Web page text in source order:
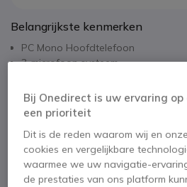
Belangrijkste kenmerken
PC Mono Hoofdtelefoon
3-microfoon systeem
De hele dag comfort
Ingebouwde lichten
Duurzaam met 3 jaar garantie
SmartRinger met bewegingsdetectie
Toon meer
Meegeleverd in de doos
1 x Jabra Engage 50 II USB-A UC
Bij Onedirect is uw ervaring
een prioriteit
Dit is de reden waarom wij en
cookies en vergelijkbare
waarmee we uw navigatie-
de prestaties van ons platform